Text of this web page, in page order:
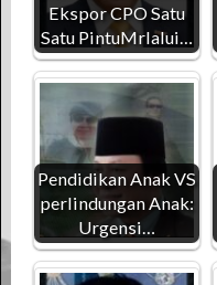
Ekspor CPO Satu
Satu PintuMrlalui…
Pendidikan Anak VS
perlindungan Anak:
Urgensi…